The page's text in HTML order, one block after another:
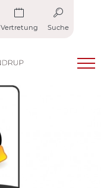
Vertretung Suche